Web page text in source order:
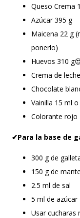
Queso Crema
Azúcar 395 g
Maicena 22 g
ponerlo)
Huevos 310
Crema de
Chocolate
Vainilla 15 ml
Colorante rojo
✔Para la base de
300 g de
150 g de
2.5 ml de sal
5 ml de azúcar
Usar cucharas